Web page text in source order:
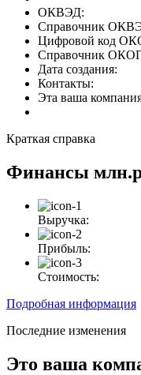
ОКВЭД:
Справочник
Цифровой код
Справочник
Дата создания:
Контакты:
Эта ваша
Краткая справка
Финансы
Выручка:
Прибыль:
Стоимость:
Подробная информация
Последние изменения
Это ваша